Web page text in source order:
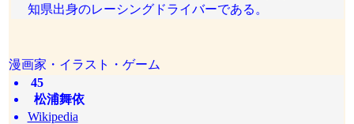
知県出身のレーシングドライバーである。
漫画家・イラスト・ゲーム
45
松浦舞依
Wikipedia